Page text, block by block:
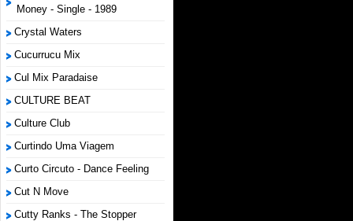
Money - Single - 1989
Crystal Waters
Cucurrucu Mix
Cul Mix Paradaise
CULTURE BEAT
Culture Club
Curtindo Uma Viagem
Curto Circuto - Dance Feeling
Cut N Move
Cutty Ranks - The Stopper